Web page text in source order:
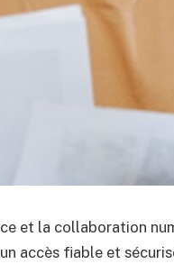
et la collaboration
accès fiable et